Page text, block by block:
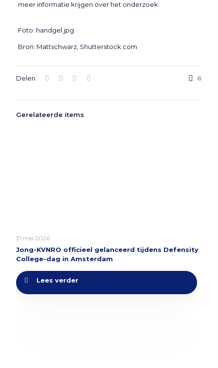
meer informatie krijgen over het onderzoek.
Foto: handgel.jpg
Bron: Mattschwarz, Shutterstock.com
Delen 6
Gerelateerde items
31 mei 2026
Jong-KVNRO officieel gelanceerd tijdens Defensity
College-dag in Amsterdam
Lees verder